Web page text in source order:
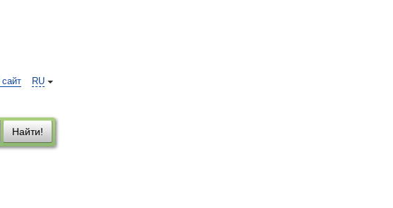
RU
Найти!